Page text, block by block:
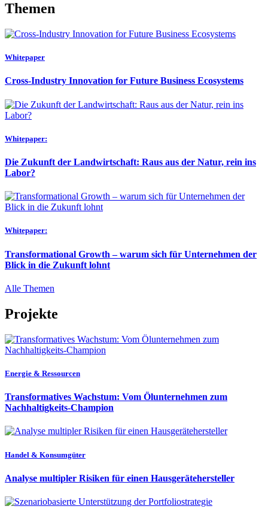
Themen
Whitepaper
Cross-Industry Innovation for Future Business Ecosystems
Whitepaper:
Die Zukunft der Landwirtschaft: Raus aus der Natur, rein ins
Labor?
Whitepaper:
Transformational Growth – warum sich für Unternehmen der
Blick in die Zukunft lohnt
Alle Themen
Projekte
Energie & Ressourcen
Transformatives Wachstum: Vom Ölunternehmen zum
Nachhaltigkeits-Champion
Handel & Konsumgüter
Analyse multipler Risiken für einen Hausgerätehersteller